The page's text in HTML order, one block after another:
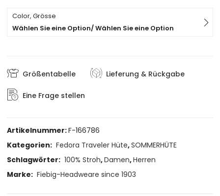
Color, Grösse
Wählen Sie eine Option/ Wählen Sie eine Option
Größentabelle Lieferung & Rückgabe
Eine Frage stellen
Artikelnummer:F-166786
Kategorien: Fedora Traveler Hüte,SOMMERHÜTE
Schlagwörter: 100% Stroh,Damen,Herren
Marke: Fiebig-Headweare since 1903